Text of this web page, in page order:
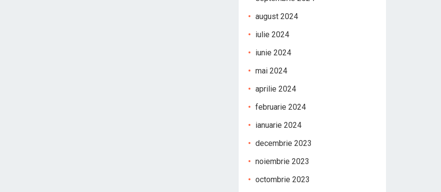
august 2024
iulie 2024
iunie 2024
mai 2024
aprilie 2024
februarie 2024
ianuarie 2024
decembrie 2023
noiembrie 2023
octombrie 2023